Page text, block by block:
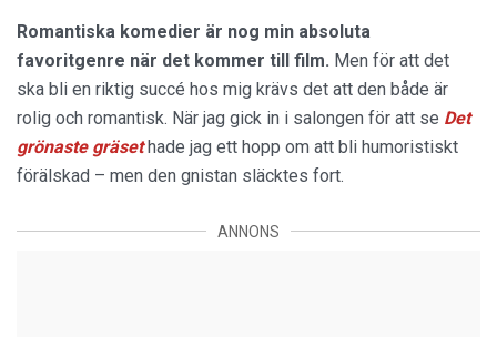
Romantiska komedier är nog min absoluta
favoritgenre när det kommer till film. Men för att det
ska bli en riktig succé hos mig krävs det att den både är
rolig och romantisk. När jag gick in i salongen för att se Det
grönaste gräsethade jag ett hopp om att bli humoristiskt
förälskad – men den gnistan släcktes fort.
ANNONS